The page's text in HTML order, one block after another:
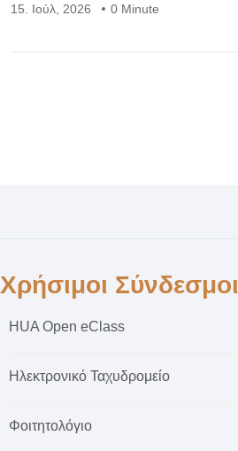
15. Ιούλ, 2026 0 Minute
Χρήσιμοι Σύνδεσμοι
HUA Open eClass
Ηλεκτρονικό Ταχυδρομείο
Φοιτητολόγιο